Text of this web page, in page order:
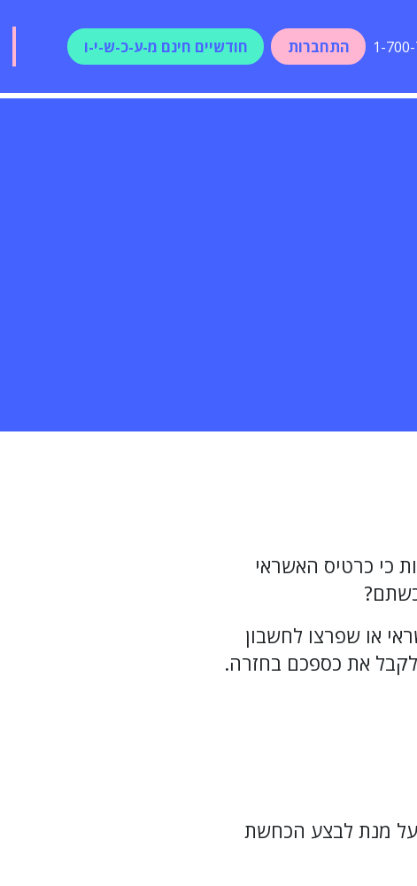
1- התחברות חודשיים חינם מ-ע-כ-ש-י-ו
כי כרטיס האשראי
או שפרצו לחשבון
את כספכם בחזרה.
על מנת לבצע הכחשת